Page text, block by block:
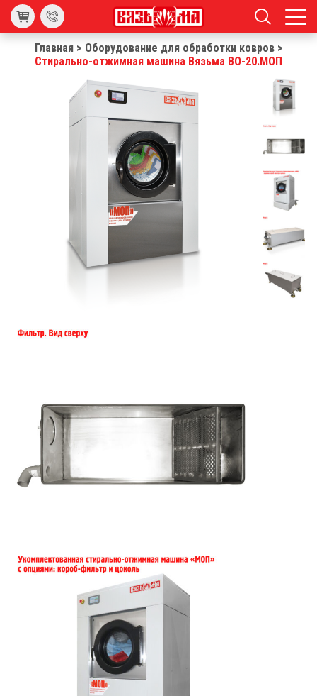
Главная> Оборудование для обработки ковров>
Стирально-отжимная машина Вязьма ВО-20.МОП